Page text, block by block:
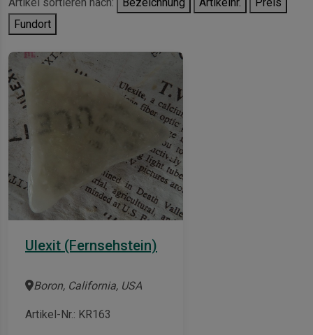
Fundort
Ulexit (Fernsehstein)
Boron, California, USA
Artikel-Nr.: KR163